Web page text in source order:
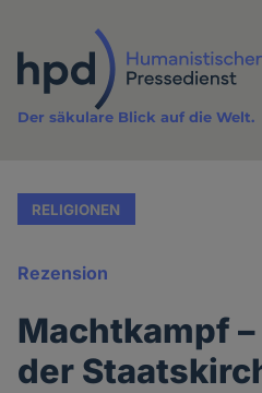
Inhalt
Der säkulare Blick auf die Welt.
RELIGIONEN
Rezension
Machtkampf
der